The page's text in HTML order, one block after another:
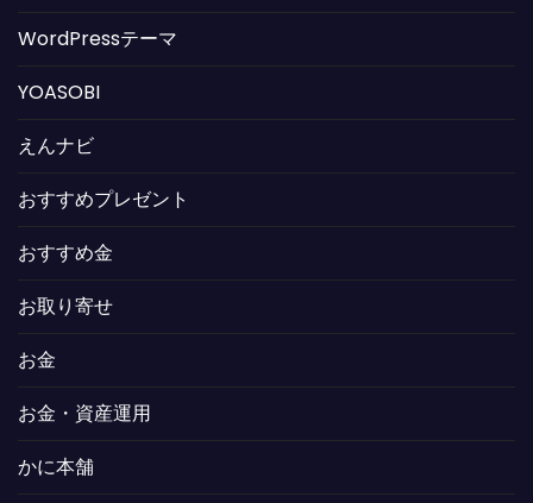
WordPressテーマ
YOASOBI
えんナビ
おすすめプレゼント
おすすめ金
お取り寄せ
お金
お金・資産運用
かに本舗